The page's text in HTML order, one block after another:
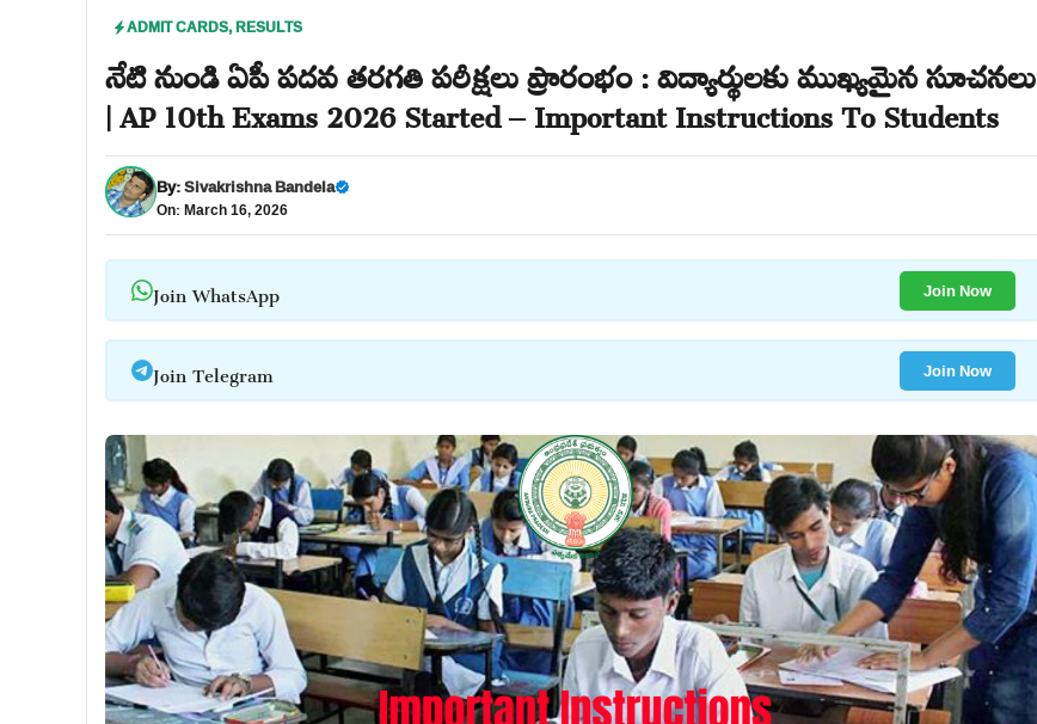
ADMIT CARDS,RESULTS
నేటి నుండి ఏపీ పదవ తరగతి పరీక్షలు ప్రారంభం : విద్యార్థులకు ముఖ్యమైన సూచనలు
| AP 10th Exams 2026 Started – Important Instructions To Students
By:Sivakrishna Bandela
On: March 16, 2026
Join WhatsApp Join Now
Join Telegram Join Now